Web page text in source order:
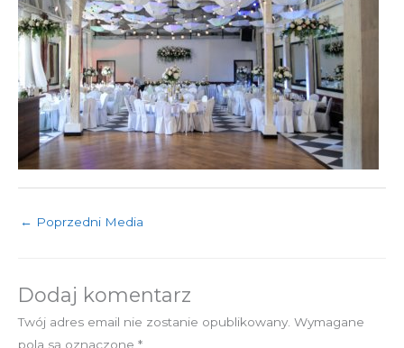
← Poprzedni Media
Dodaj komentarz
Twój adres email nie zostanie opublikowany. Wymagane
pola są oznaczone *